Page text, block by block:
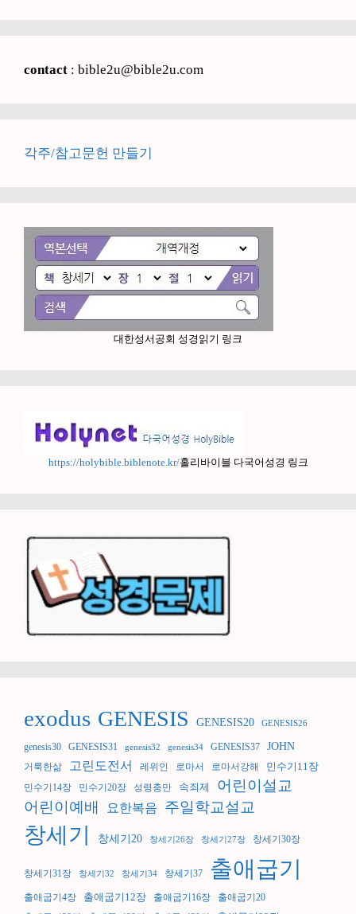
contact : bible2u@bible2u.com
각주/참고문헌 만들기
대한성서공회 성경읽기 링크
https://holybible.biblenote.kr/홀리바이블 다국어성경 링크
exodus GENESIS GENESIS20 GENESIS26
genesis30 GENESIS31 genesis32 genesis34 GENESIS37 JOHN
거룩한삶 고린도전서 레위인 로마서 로마서강해 민수기11장
민수기14장 민수기20장 성령충만 속죄제
어린이설교
어린이예배
요한복음 주일학교설교
창세기 창세기20 창세기26장 창세기27장 창세기30장
창세기31장 창세기32 창세기34 창세기37 출애굽기
출애굽기4장 출애굽기12장 출애굽기16장
출애굽기20